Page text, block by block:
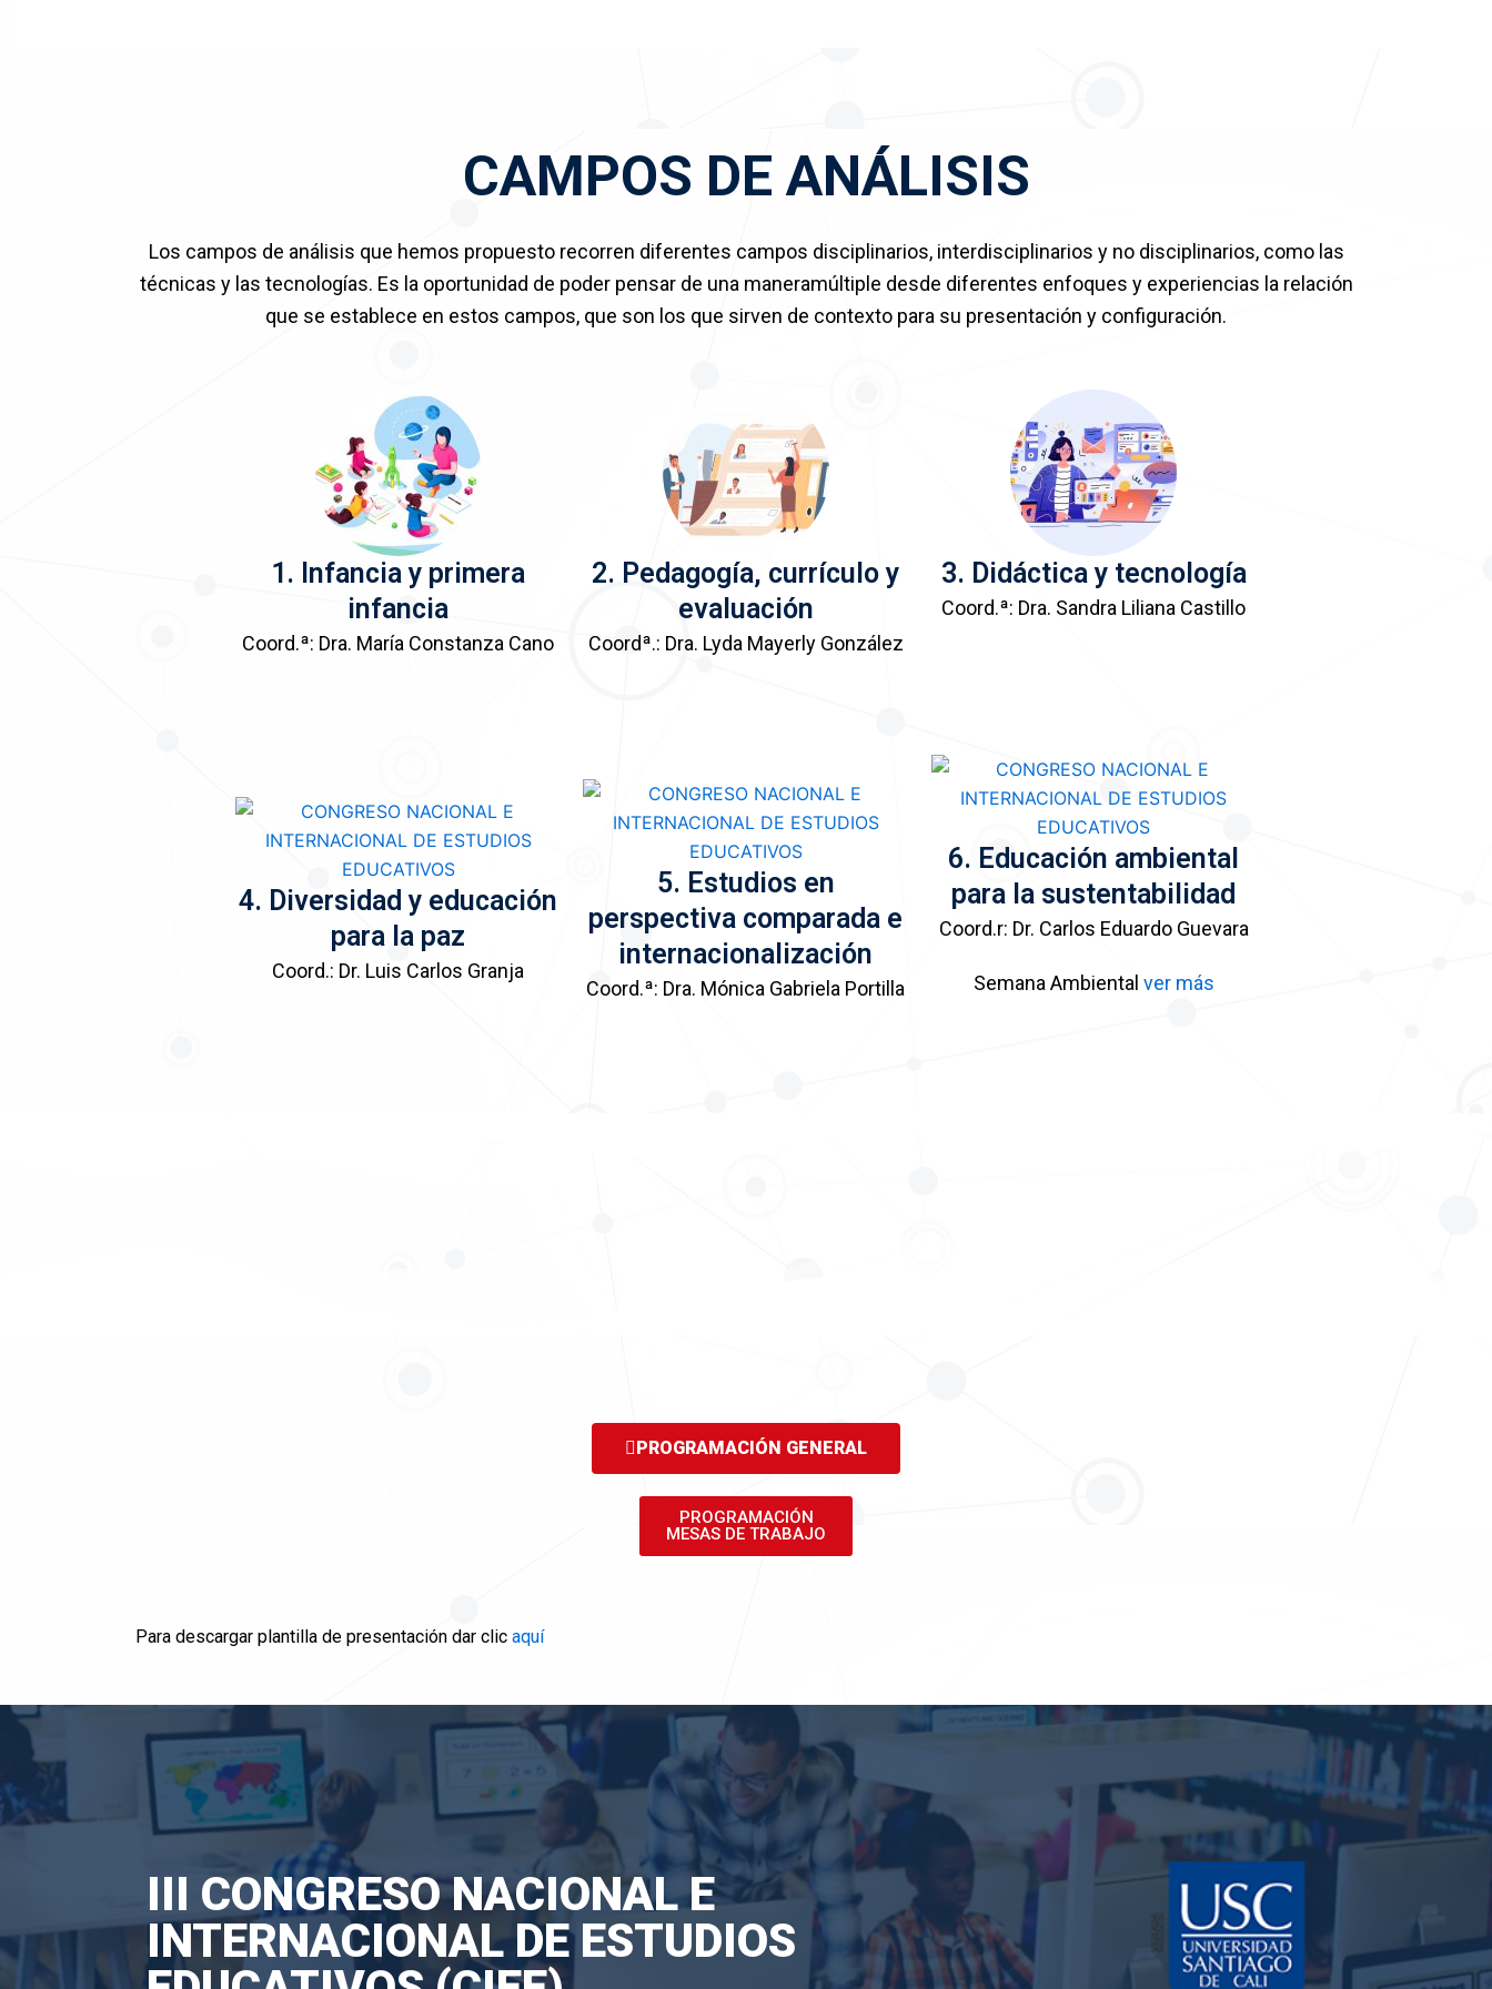
CAMPOS DE ANÁLISIS
Los campos de análisis que hemos propuesto recorren diferentes campos disciplinarios, interdisciplinarios y no disciplinarios, como las
técnicas y las tecnologías. Es la oportunidad de poder pensar de una maneramúltiple desde diferentes enfoques y experiencias la relación
que se establece en estos campos, que son los que sirven de contexto para su presentación y configuración.
1. Infancia y primera
infancia
Coord.ª: Dra. María Constanza Cano
2. Pedagogía, currículo y
evaluación
Coordª.: Dra. Lyda Mayerly González
3. Didáctica y tecnología
Coord.ª: Dra. Sandra Liliana Castillo
4. Diversidad y educación
para la paz
Coord.: Dr. Luis Carlos Granja
5. Estudios en
perspectiva comparada e
internacionalización
Coord.ª: Dra. Mónica Gabriela Portilla
6. Educación ambiental
para la sustentabilidad
Coord.r: Dr. Carlos Eduardo Guevara
Semana Ambiental ver más
PROGRAMACIÓN GENERAL
PROGRAMACIÓN
MESAS DE TRABAJO
Para descargar plantilla de presentación dar clic aquí
III CONGRESO NACIONAL E
INTERNACIONAL DE ESTUDIOS